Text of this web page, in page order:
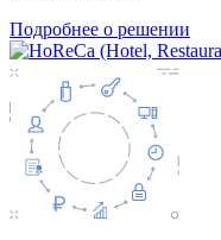
Подробнее о решении